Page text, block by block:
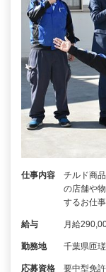
仕事内容
チルド商
の店舗や
するお仕
給与 月給
勤務地 千葉県匝
応募資格 要中型免